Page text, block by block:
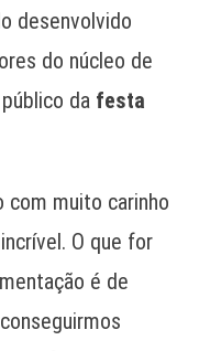
desenvolvido
do núcleo de
da festa
com muito carinho
O que for
é de